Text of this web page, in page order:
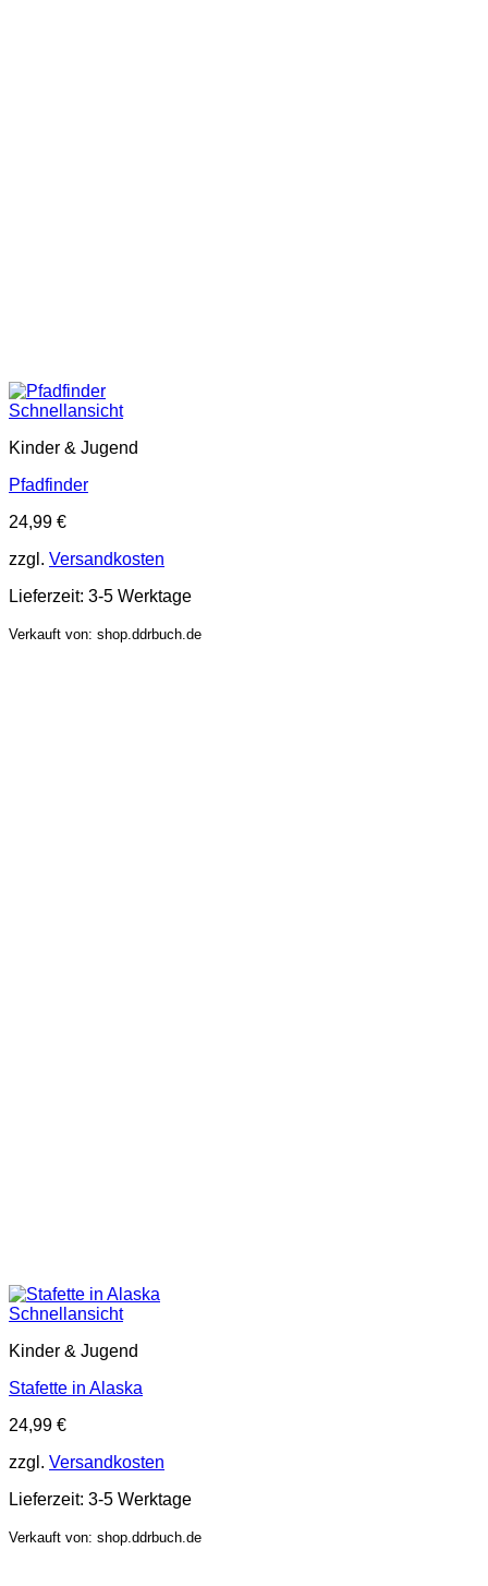
Schnellansicht
Kinder & Jugend
Pfadfinder
24,99 €
zzgl. Versandkosten
Lieferzeit: 3-5 Werktage
Verkauft von: shop.ddrbuch.de
Schnellansicht
Kinder & Jugend
Stafette in Alaska
24,99 €
zzgl. Versandkosten
Lieferzeit: 3-5 Werktage
Verkauft von: shop.ddrbuch.de